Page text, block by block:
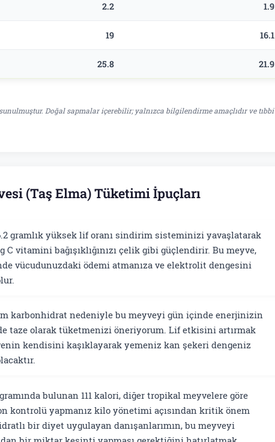
2.2 1.9
19 16.1
25.8 21.9
Doğal sapmalar içerebilir; yalnızca bilgilendirme amaçlıdır ve tıbbi
(Taş Elma) Tüketimi İpuçları
gramlık yüksek lif oranı sindirim sisteminizi yavaşlatarak
vitamini bağışıklığınızı çelik gibi güçlendirir. Bu meyve,
vücudunuzdaki ödemi atmanıza ve elektrolit dengesini
karbonhidrat nedeniyle bu meyveyi gün içinde enerjinizin
taze olarak tüketmenizi öneriyorum. Lif etkisini artırmak
kendisini kaşıklayarak yemeniz kan şekeri dengeniz
bulunan 111 kalori, diğer tropikal meyvelere göre
kontrolü yapmanız kilo yönetimi açısından kritik önem
bir diyet uygulayan danışanlarımın, bu meyveyi